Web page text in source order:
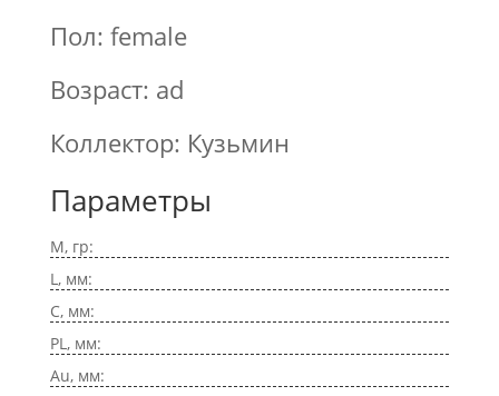
Пол: female
Возраст: ad
Коллектор: Кузьмин
Параметры
M, гр:
L, мм:
C, мм:
PL, мм:
Au, мм: